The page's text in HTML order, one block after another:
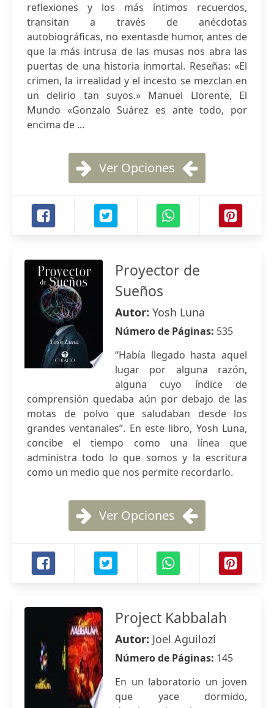
reflexiones y los más íntimos recuerdos,
transitan a través de anécdotas
autobiográficas, no exentasde humor, antes de
que la más intrusa de las musas nos abra las
puertas de una historia inmortal. Reseñas: «El
crimen, la irrealidad y el incesto se mezclan en
un delirio tan suyos.» Manuel Llorente, El
Mundo «Gonzalo Suárez es ante todo, por
encima de ...
Ver Opciones
Proyector de
Sueños
Autor: Yosh Luna
Número de Páginas: 535
“Había llegado hasta aquel
lugar por alguna razón,
alguna cuyo índice de
comprensión quedaba aún por debajo de las
motas de polvo que saludaban desde los
grandes ventanales”. En este libro, Yosh Luna,
concibe el tiempo como una línea que
administra todo lo que somos y la escritura
como un medio que nos permite recordarlo.
Ver Opciones
Project Kabbalah
Autor: Joel Aguilozi
Número de Páginas: 145
En un laboratorio un joven
que yace dormido,